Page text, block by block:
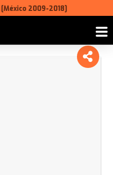
[México 2009-2018]